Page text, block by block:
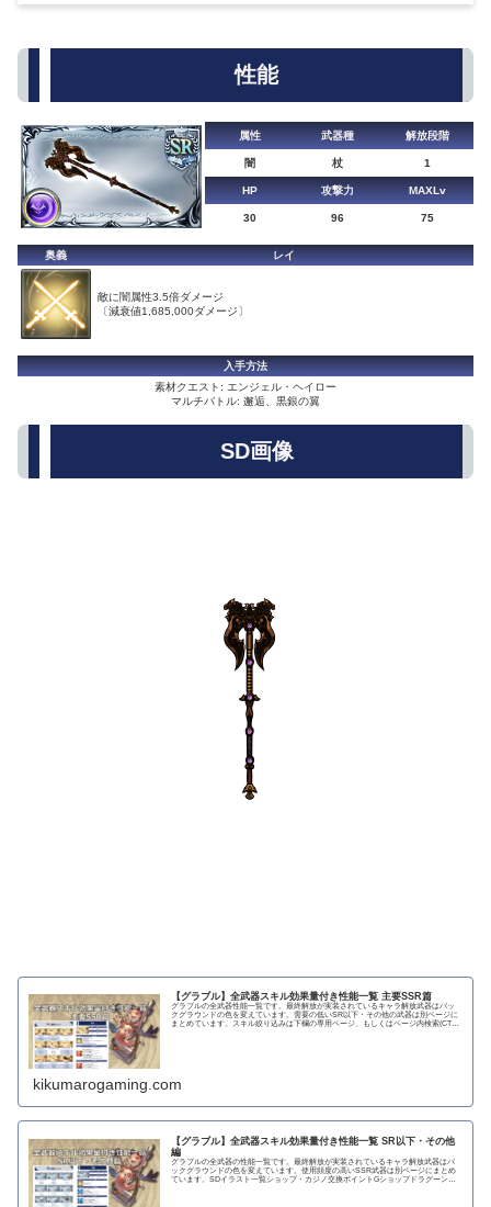
性能
属性 武器種 解放段階
闇 杖 1
HP 攻撃力 MAXLv
30 96 75
奥義 レイ
敵に闇属性3.5倍ダメージ
〔減衰値1,685,000ダメージ〕
入手方法
素材クエスト: エンジェル・ヘイロー
マルチバトル: 邂逅、黒銀の翼
SD画像
【グラブル】全武器スキル効果量付き性能一覧 主要SSR篇
グラブルの全武器性能一覧です。最終解放が実装されているキャラ解放武器はバッ
クグラウンドの色を変えています。需要の低いSR以下・その他の武器は別ページに
まとめています。スキル絞り込みは下欄の専用ページ、もしくはページ内検索(CTRL
kikumarogaming.com
【グラブル】全武器スキル効果量付き性能一覧 SR以下・その他
編
グラブルの全武器の性能一覧です。最終解放が実装されているキャラ解放武器はバ
ックグラウンドの色を変えています。使用頻度の高いSSR武器は別ページにまとめ
ています。SDイラスト一覧ショップ・カジノ交換ポイントGショップドラグーンラ